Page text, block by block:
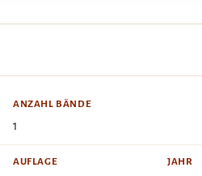
ANZAHL BÄNDE
1
AUFLAGE JAHR